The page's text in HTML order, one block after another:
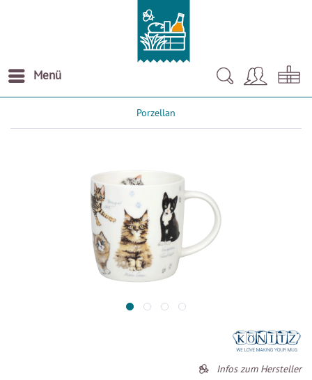
Menü
Porzellan
Infos zum Hersteller